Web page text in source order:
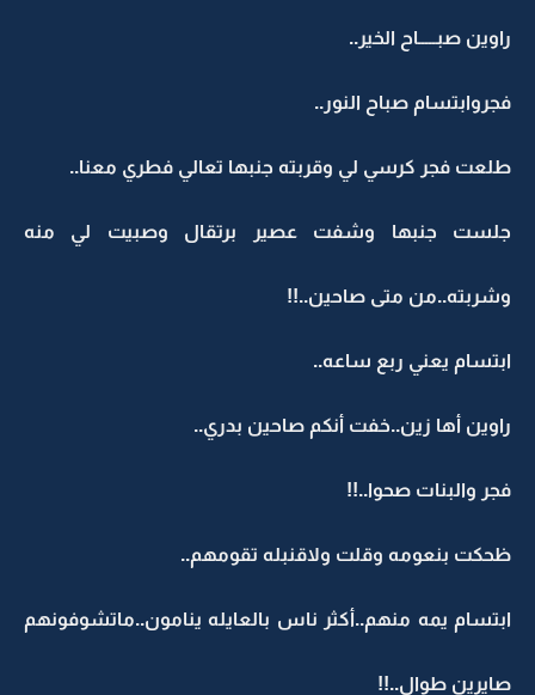
راوين صبـــــاح الخير..
فجروابتسام صباح النور..
طلعت فجر كرسي لي وقربته جنبها تعالي فطري معنا..
جلست جنبها وشفت عصير برتقال وصبيت لي منه
وشربته..من متى صاحين..!!
ابتسام يعني ربع ساعه..
راوين أها زين..خفت أنكم صاحين بدري..
فجر والبنات صحوا..!!
ظحكت بنعومه وقلت ولاقنبله تقومهم..
ابتسام يمه منهم..أكثر ناس بالعايله ينامون..ماتشوفونهم
صايرين طوال..!!